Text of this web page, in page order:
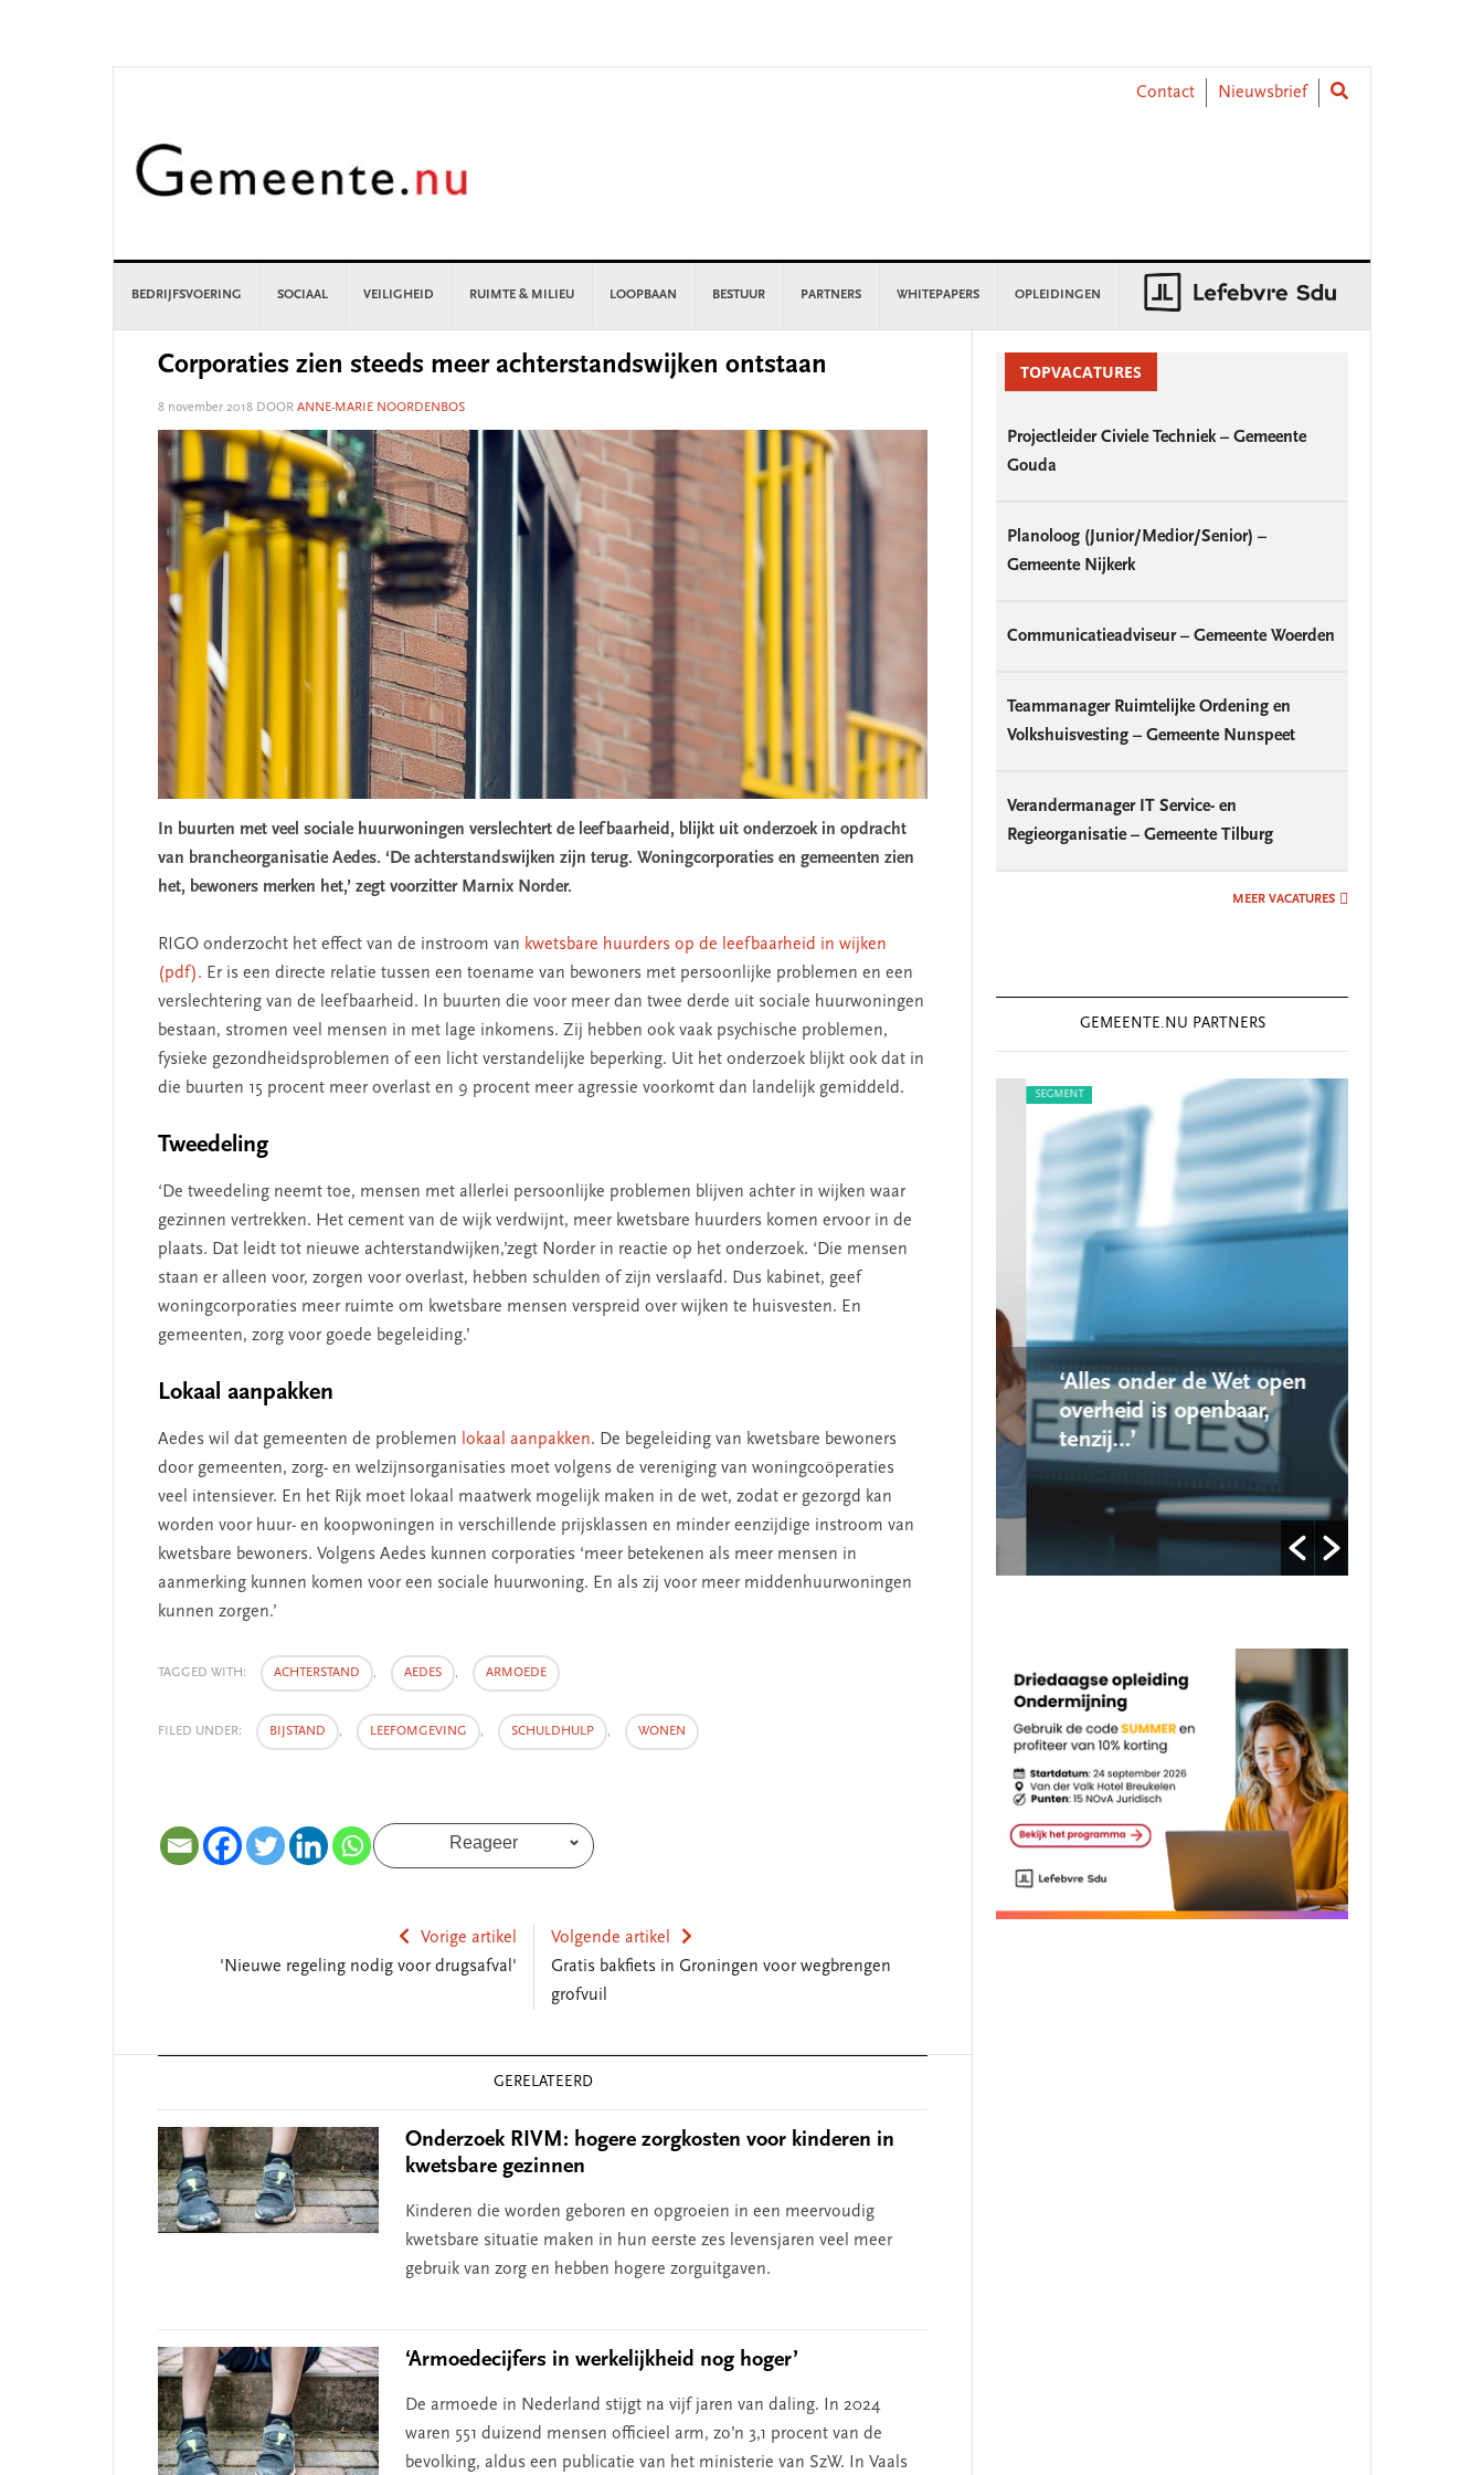
Contact
Nieuwsbrief
BEDRIJFSVOERING SOCIAAL VEILIGHEID RUIMTE & MILIEU LOOPBAAN BESTUUR PARTNERS WHITEPAPERS OPLEIDINGEN
Corporaties zien steeds meer achterstandswijken ontstaan
8 november 2018 DOOR ANNE-MARIE NOORDENBOS
In buurten met veel sociale huurwoningen verslechtert de leefbaarheid, blijkt uit onderzoek in opdracht
van brancheorganisatie Aedes. ‘De achterstandswijken zijn terug. Woningcorporaties en gemeenten zien
het, bewoners merken het,’ zegt voorzitter Marnix Norder.
RIGO onderzocht het effect van de instroom van kwetsbare huurders op de leefbaarheid in wijken
(pdf). Er is een directe relatie tussen een toename van bewoners met persoonlijke problemen en een
verslechtering van de leefbaarheid. In buurten die voor meer dan twee derde uit sociale huurwoningen
bestaan, stromen veel mensen in met lage inkomens. Zij hebben ook vaak psychische problemen,
fysieke gezondheidsproblemen of een licht verstandelijke beperking. Uit het onderzoek blijkt ook dat in
die buurten 15 procent meer overlast en 9 procent meer agressie voorkomt dan landelijk gemiddeld.
Tweedeling
‘De tweedeling neemt toe, mensen met allerlei persoonlijke problemen blijven achter in wijken waar
gezinnen vertrekken. Het cement van de wijk verdwijnt, meer kwetsbare huurders komen ervoor in de
plaats. Dat leidt tot nieuwe achterstandwijken,’zegt Norder in reactie op het onderzoek. ‘Die mensen
staan er alleen voor, zorgen voor overlast, hebben schulden of zijn verslaafd. Dus kabinet, geef
woningcorporaties meer ruimte om kwetsbare mensen verspreid over wijken te huisvesten. En
gemeenten, zorg voor goede begeleiding.’
Lokaal aanpakken
Aedes wil dat gemeenten de problemen lokaal aanpakken. De begeleiding van kwetsbare bewoners
door gemeenten, zorg- en welzijnsorganisaties moet volgens de vereniging van woningcoöperaties
veel intensiever. En het Rijk moet lokaal maatwerk mogelijk maken in de wet, zodat er gezorgd kan
worden voor huur- en koopwoningen in verschillende prijsklassen en minder eenzijdige instroom van
kwetsbare bewoners. Volgens Aedes kunnen corporaties ‘meer betekenen als meer mensen in
aanmerking kunnen komen voor een sociale huurwoning. En als zij voor meer middenhuurwoningen
kunnen zorgen.’
TAGGED WITH: ACHTERSTAND , AEDES , ARMOEDE
FILED UNDER: BIJSTAND , LEEFOMGEVING , SCHULDHULP , WONEN
Reageer
Vorige artikel
'Nieuwe regeling nodig voor drugsafval'
Volgende artikel
Gratis bakfiets in Groningen voor wegbrengen
grofvuil
GERELATEERD
Onderzoek RIVM: hogere zorgkosten voor kinderen in
kwetsbare gezinnen
Kinderen die worden geboren en opgroeien in een meervoudig
kwetsbare situatie maken in hun eerste zes levensjaren veel meer
gebruik van zorg en hebben hogere zorguitgaven.
‘Armoedecijfers in werkelijkheid nog hoger’
De armoede in Nederland stijgt na vijf jaren van daling. In 2024
waren 551 duizend mensen officieel arm, zo’n 3,1 procent van de
bevolking, aldus een publicatie van het ministerie van SzW. In Vaals
SidebarTOPVACATURES
Projectleider Civiele Techniek – Gemeente
Gouda
Planoloog (Junior/Medior/Senior) –
Gemeente Nijkerk
Communicatieadviseur – Gemeente Woerden
Teammanager Ruimtelijke Ordening en
Volkshuisvesting – Gemeente Nunspeet
Verandermanager IT Service- en
Regieorganisatie – Gemeente Tilburg
MEER VACATURES
GEMEENTE.NU PARTNERS
missie van Segment
SEGMENT
‘Persoonlijk leiderschap
SEGMENT
helpen’
SEGMENT
‘Alles onder de Wet open
overheid is openbaar,
tenzij…’